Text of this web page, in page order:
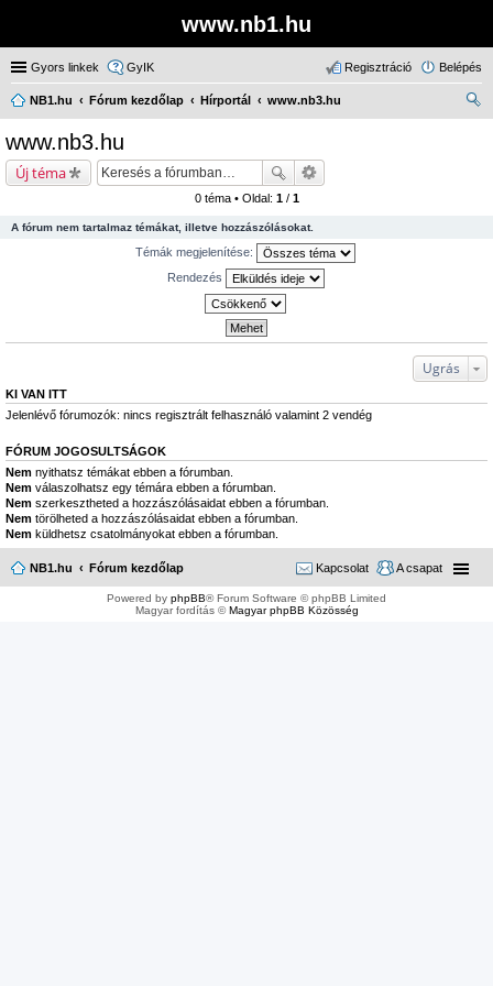
www.nb1.hu
Gyors linkek GyIK Belépés
Regisztráció
NB1.hu Fórum kezdőlap Hírportál
www.nb3.hu
www.nb3.hu
Új téma
0 téma • Oldal: 1/ 1
A fórum nem tartalmaz témákat, illetve hozzászólásokat.
Témák megjelenítése:
Rendezés
Ugrás
KI VAN ITT
Jelenlévő fórumozók: nincs regisztrált felhasználó valamint 2 vendég
FÓRUM JOGOSULTSÁGOK
Nem nyithatsz témákat ebben a fórumban.
Nem válaszolhatsz egy témára ebben a fórumban.
Nem szerkesztheted a hozzászólásaidat ebben a fórumban.
Nem törölheted a hozzászólásaidat ebben a fórumban.
Nem küldhetsz csatolmányokat ebben a fórumban.
NB1.hu Fórum kezdőlap A csapat
Kapcsolat
Powered by phpBB® Forum Software © phpBB Limited
Magyar fordítás ©Magyar phpBB Közösség